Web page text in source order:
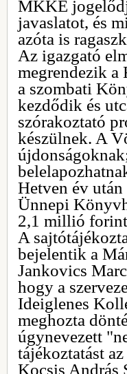
MKKE
javaslatot, és
azóta is
Az igazgató
megrendezik a
a szombati
kezdődik és
szórakoztató
készülnek. A
Hetven év
Ünnepi
2,1 millió
A
bejelentik a
Jankovics
hogy a
Ideiglenes
meghozta
úgynevezett
tájékoztatást
Kocsis András